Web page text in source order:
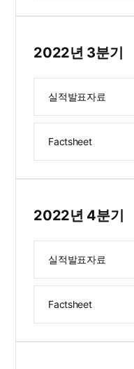
2022년 3분기
실적발표자료
Factsheet
2022년 4분기
실적발표자료
Factsheet